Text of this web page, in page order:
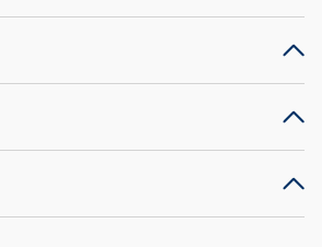
der Bauarbeiten am
Sperrung der Bahnstraße in
verlängert den